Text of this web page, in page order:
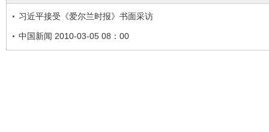
习近平接受《爱尔兰时报》书面采访
中国新闻 2010-03-05 08：00